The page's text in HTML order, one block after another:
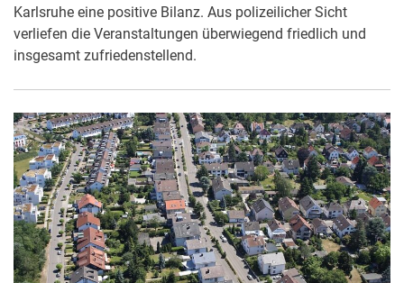
Karlsruhe eine positive Bilanz. Aus polizeilicher Sicht
verliefen die Veranstaltungen überwiegend friedlich und
insgesamt zufriedenstellend.